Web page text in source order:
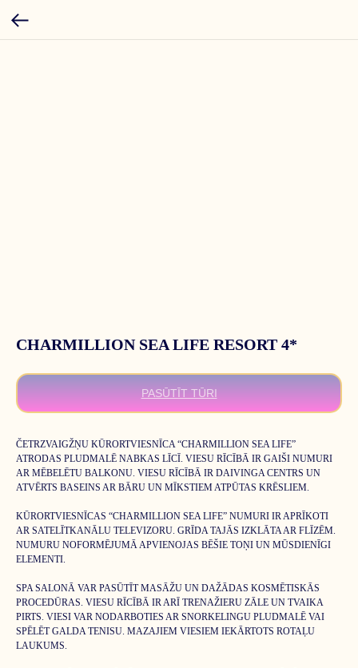
CHARMILLION SEA LIFE RESORT 4*
PASŪTĪT TŪRI
ČETRZVAIGŽŅU KŪRORTVIESNĪCA “CHARMILLION SEA LIFE”
ATRODAS PLUDMALĒ NABKAS LĪCĪ. VIESU RĪCĪBĀ IR GAIŠI NUMURI
AR MĒBELĒTU BALKONU. VIESU RĪCĪBĀ IR DAIVINGA CENTRS UN
ATVĒRTS BASEINS AR BĀRU UN MĪKSTIEM ATPŪTAS KRĒSLIEM.
KŪRORTVIESNĪCAS “CHARMILLION SEA LIFE” NUMURI IR APRĪKOTI
AR SATELĪTKANĀLU TELEVIZORU. GRĪDA TAJĀS IZKLĀTA AR FLĪZĒM.
NUMURU NOFORMĒJUMĀ APVIENOJAS BĒŠIE TOŅI UN MŪSDIENĪGI
ELEMENTI.
SPA SALONĀ VAR PASŪTĪT MASĀŽU UN DAŽĀDAS KOSMĒTISKĀS
PROCEDŪRAS. VIESU RĪCĪBĀ IR ARĪ TRENAŽIERU ZĀLE UN TVAIKA
PIRTS. VIESI VAR NODARBOTIES AR SNORKELINGU PLUDMALĒ VAI
SPĒLĒT GALDA TENISU. MAZAJIEM VIESIEM IEKĀRTOTS ROTAĻU
LAUKUMS.